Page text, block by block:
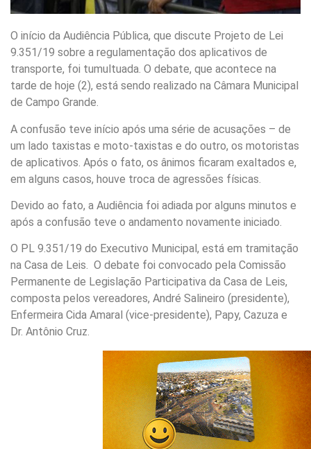
O início da Audiência Pública, que discute Projeto de Lei
9.351/19 sobre a regulamentação dos aplicativos de
transporte, foi tumultuada. O debate, que acontece na
tarde de hoje (2), está sendo realizado na Câmara Municipal
de Campo Grande.
A confusão teve início após uma série de acusações – de
um lado taxistas e moto-taxistas e do outro, os motoristas
de aplicativos. Após o fato, os ânimos ficaram exaltados e,
em alguns casos, houve troca de agressões físicas.
Devido ao fato, a Audiência foi adiada por alguns minutos e
após a confusão teve o andamento novamente iniciado.
O PL 9.351/19 do Executivo Municipal, está em tramitação
na Casa de Leis. O debate foi convocado pela Comissão
Permanente de Legislação Participativa da Casa de Leis,
composta pelos vereadores, André Salineiro (presidente),
Enfermeira Cida Amaral (vice-presidente), Papy, Cazuza e
Dr. Antônio Cruz.